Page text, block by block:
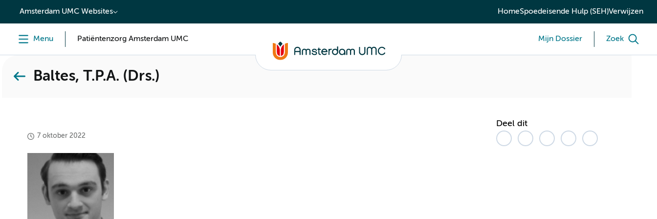
content
Amsterdam UMC Websites HomeSpoedeisende Hulp (SEH)Verwijzen
Menu Patiëntenzorg Amsterdam UMC Mijn Dossier Zoek
Baltes, T.P.A. (Drs.)
7 oktober 2022
Deel dit